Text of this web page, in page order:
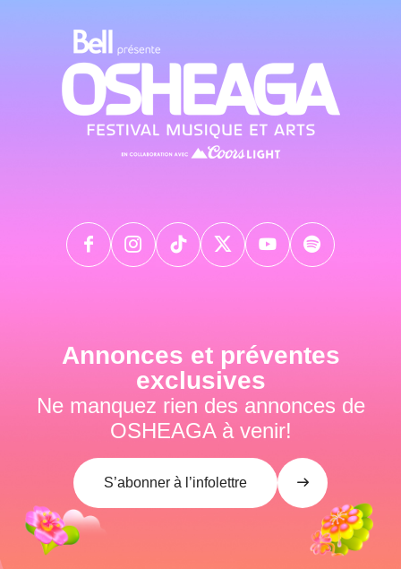
Annonces et préventes
exclusives
Ne manquez rien des annonces de
OSHEAGA à venir!
S’abonner à l’infolettre